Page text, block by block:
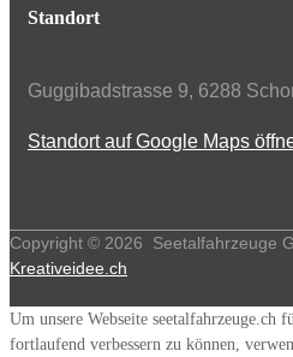
Standort
Guggibadstrasse 9, 6288
Standort auf Google Maps
Copyright © 2026
Seetalfahrzeuge
Kreativeidee.ch
Um unsere Webseite seetalfahrzeuge.ch
fortlaufend verbessern zu können,